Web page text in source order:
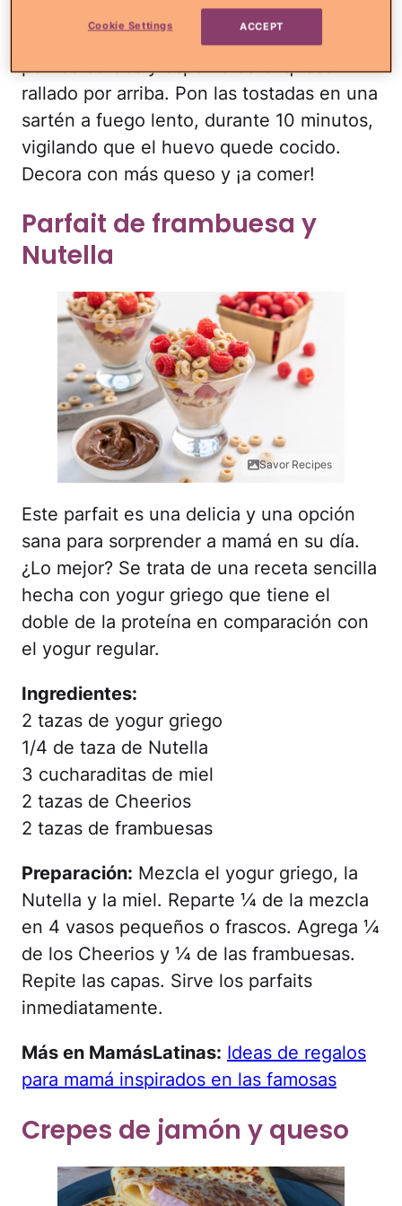
un huevo en el pan con cuidado de no
romper la yema. Esparce la mantequilla
por los bordes y espolvorea el queso
rallado por arriba. Pon las tostadas en una
sartén a fuego lento, durante 10 minutos,
vigilando que el huevo quede cocido.
Decora con más queso y ¡a comer!
Parfait de frambuesa y
Nutella
Savor Recipes
Este parfait es una delicia y una opción
sana para sorprender a mamá en su día.
¿Lo mejor? Se trata de una receta sencilla
hecha con yogur griego que tiene el
doble de la proteína en comparación con
el yogur regular.
Ingredientes:
2 tazas de yogur griego
1/4 de taza de Nutella
3 cucharaditas de miel
2 tazas de Cheerios
2 tazas de frambuesas
Preparación: Mezcla el yogur griego, la
Nutella y la miel. Reparte ¼ de la mezcla
en 4 vasos pequeños o frascos. Agrega ¼
de los Cheerios y ¼ de las frambuesas.
Repite las capas. Sirve los parfaits
inmediatamente.
Más en MamásLatinas: Ideas de regalos
para mamá inspirados en las famosas
Crepes de jamón y queso
Cookie Settings ACCEPT